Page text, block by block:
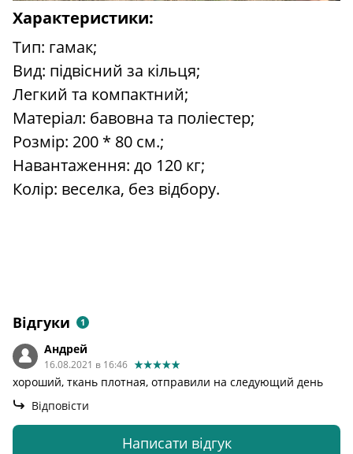
Характеристики:
Тип: гамак;
Вид: підвісний за кільця;
Легкий та компактний;
Матеріал: бавовна та поліестер;
Розмір: 200 * 80 см.;
Навантаження: до 120 кг;
Колір: веселка, без відбору.
Відгуки 1
Андрей
16.08.2021 в 16:46
хороший, ткань плотная, отправили на следующий день
Відповісти
Написати відгук